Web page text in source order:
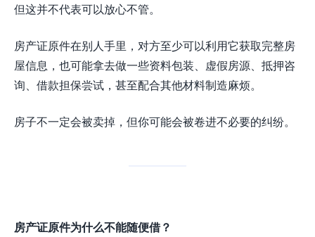
但这并不代表可以放心不管。
房产证原件在别人手里，对方至少可以利用它获取完整房
屋信息，也可能拿去做一些资料包装、虚假房源、抵押咨
询、借款担保尝试，甚至配合其他材料制造麻烦。
房子不一定会被卖掉，但你可能会被卷进不必要的纠纷。
房产证原件为什么不能随便借？